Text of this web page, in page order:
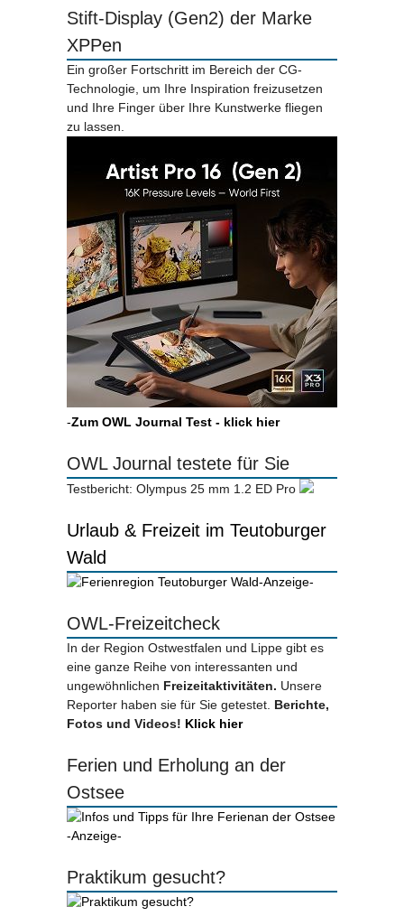
Stift-Display (Gen2) der Marke
XPPen
Ein großer Fortschritt im Bereich der CG-
Technologie, um Ihre Inspiration freizusetzen
und Ihre Finger über Ihre Kunstwerke fliegen
zu lassen.
-Zum OWL Journal Test - klick hier
OWL Journal testete für Sie
Testbericht: Olympus 25 mm 1.2 ED Pro
Urlaub & Freizeit im Teutoburger
Wald
-Anzeige-
OWL-Freizeitcheck
In der Region Ostwestfalen und Lippe gibt es
eine ganze Reihe von interessanten und
ungewöhnlichen Freizeitaktivitäten. Unsere
Reporter haben sie für Sie getestet. Berichte,
Fotos und Videos! Klick hier
Ferien und Erholung an der
Ostsee
-Anzeige-
Praktikum gesucht?